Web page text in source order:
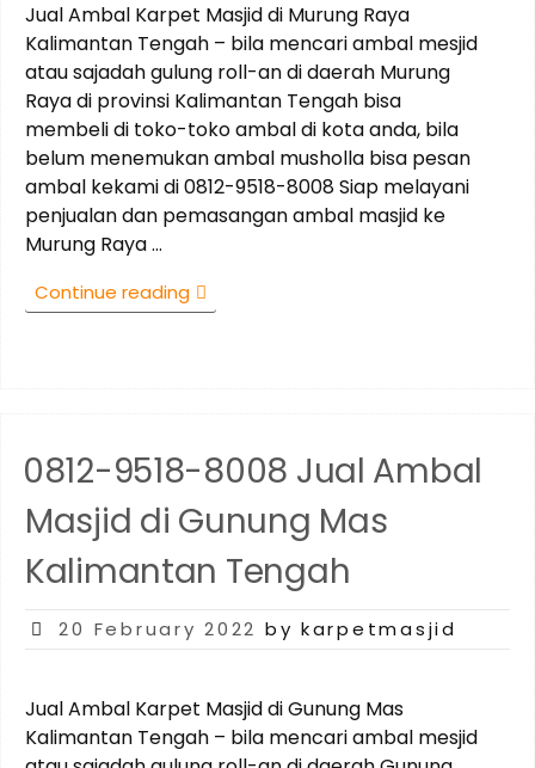
Jual Ambal Karpet Masjid di Murung Raya
Kalimantan Tengah – bila mencari ambal mesjid
atau sajadah gulung roll-an di daerah Murung
Raya di provinsi Kalimantan Tengah bisa
membeli di toko-toko ambal di kota anda, bila
belum menemukan ambal musholla bisa pesan
ambal kekami di 0812-9518-8008 Siap melayani
penjualan dan pemasangan ambal masjid ke
Murung Raya …
Continue reading “0812-
9518-
Murung
Kalimantan
Tengah”
0812-9518-8008 Jual Ambal
Masjid di Gunung Mas
Kalimantan Tengah
Posted
20 February 2022 by karpetmasjid
Jual Ambal Karpet Masjid di Gunung Mas
Kalimantan Tengah – bila mencari ambal mesjid